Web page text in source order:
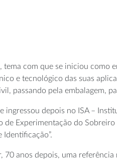
com que se iniciou como
e tecnológico das suas
passando pela embalagem,
ingressou depois no ISA –
Experimentação do Sobreiro
70 anos depois, uma